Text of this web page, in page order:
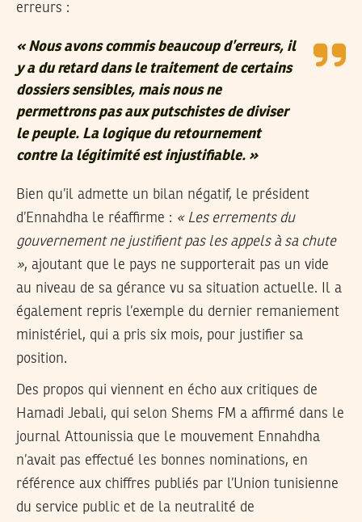
erreurs :
« Nous avons commis beaucoup d’erreurs, il
y a du retard dans le traitement de certains
dossiers sensibles, mais nous ne
permettrons pas aux putschistes de diviser
le peuple. La logique du retournement
contre la légitimité est injustifiable. »
Bien qu’il admette un bilan négatif, le président
d’Ennahdha le réaffirme : « Les errements du
gouvernement ne justifient pas les appels à sa chute
», ajoutant que le pays ne supporterait pas un vide
au niveau de sa gérance vu sa situation actuelle. Il a
également repris l’exemple du dernier remaniement
ministériel, qui a pris six mois, pour justifier sa
position.
Des propos qui viennent en écho aux critiques de
Hamadi Jebali, qui selon Shems FM a affirmé dans le
journal Attounissia que le mouvement Ennahdha
n’avait pas effectué les bonnes nominations, en
référence aux chiffres publiés par l’Union tunisienne
du service public et de la neutralité de